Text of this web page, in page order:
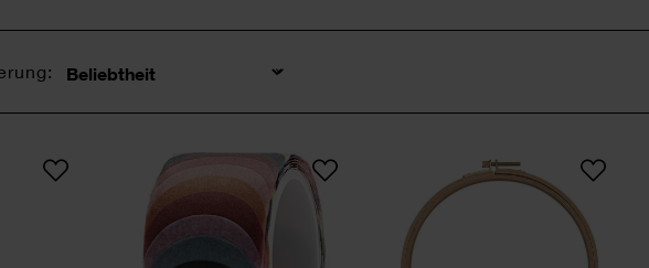
Sortierung
Washi Sticker Kreise 200 Stück